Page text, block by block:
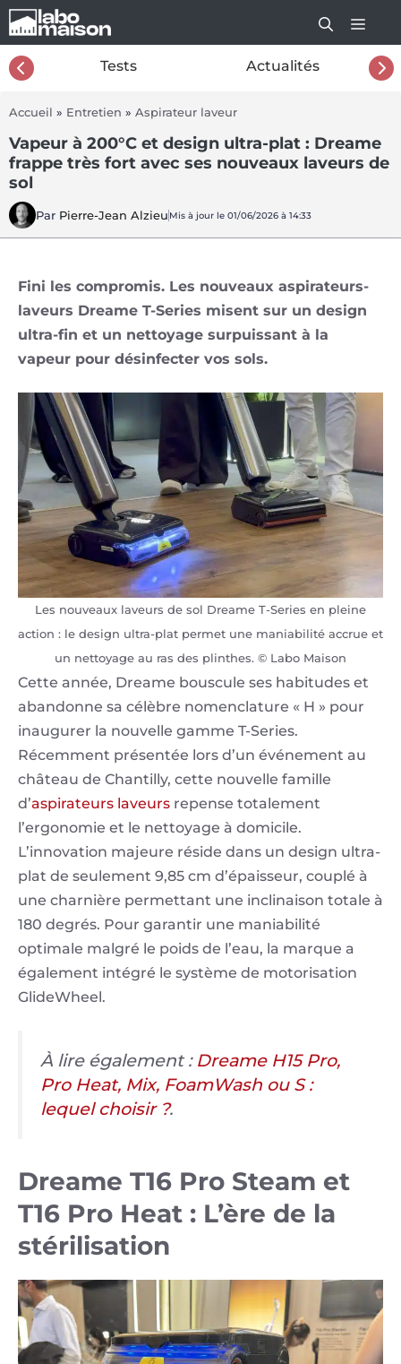
Aller
au
contenu
Tests Actualités
Accueil » Entretien » Aspirateur laveur
Vapeur à 200°C et design ultra-plat : Dreame
frappe très fort avec ses nouveaux laveurs de
sol
Par Pierre-Jean Alzieu Mis à jour le 01/06/2026 à 14:33
Fini les compromis. Les nouveaux aspirateurs-
laveurs Dreame T-Series misent sur un design
ultra-fin et un nettoyage surpuissant à la
vapeur pour désinfecter vos sols.
Les nouveaux laveurs de sol Dreame T-Series en pleine
action : le design ultra-plat permet une maniabilité accrue et
un nettoyage au ras des plinthes. © Labo Maison
Cette année, Dreame bouscule ses habitudes et
abandonne sa célèbre nomenclature « H » pour
inaugurer la nouvelle gamme T-Series.
Récemment présentée lors d’un événement au
château de Chantilly, cette nouvelle famille
d’aspirateurs laveurs repense totalement
l’ergonomie et le nettoyage à domicile.
L’innovation majeure réside dans un design ultra-
plat de seulement 9,85 cm d’épaisseur, couplé à
une charnière permettant une inclinaison totale à
180 degrés. Pour garantir une maniabilité
optimale malgré le poids de l’eau, la marque a
également intégré le système de motorisation
GlideWheel.
À lire également : Dreame H15 Pro,
Pro Heat, Mix, FoamWash ou S :
lequel choisir ?.
Dreame T16 Pro Steam et
T16 Pro Heat : L’ère de la
stérilisation